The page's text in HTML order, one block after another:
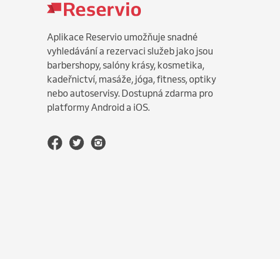
Aplikace Reservio umožňuje snadné
vyhledávání a rezervaci služeb jako jsou
barbershopy, salóny krásy, kosmetika,
kadeřnictví, masáže, jóga, fitness, optiky
nebo autoservisy. Dostupná zdarma pro
platformy Android a iOS.